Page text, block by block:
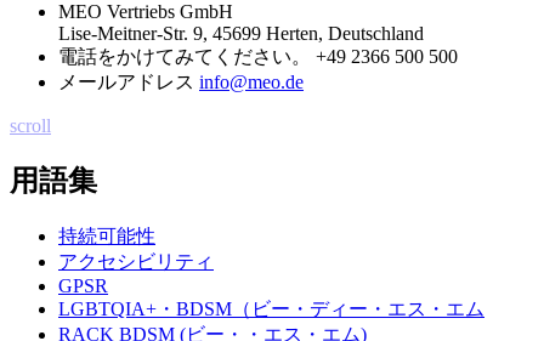
MEO Vertriebs GmbH
Lise-Meitner-Str. 9, 45699 Herten, Deutschland
電話をかけてみてください。 +49 2366 500 500
メールアドレス info@meo.de
scroll
用語集
持続可能性
アクセシビリティ
GPSR
LGBTQIA+・BDSM（ビー・ディー・エス・エム
RACK BDSM (ビー・・エス・エム)